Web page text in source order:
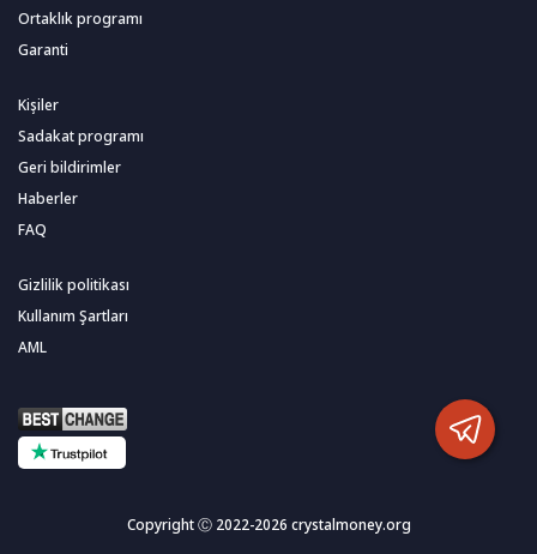
Ortaklık programı
Garanti
Kişiler
Sadakat programı
Geri bildirimler
Haberler
FAQ
Gizlilik politikası
Kullanım Şartları
AML
Copyright Ⓒ 2022-2026 crystalmoney.org